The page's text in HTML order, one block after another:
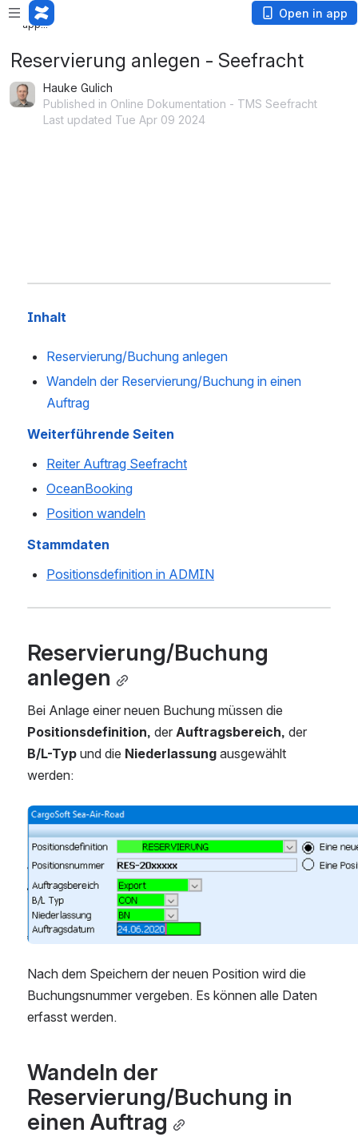
Loading
app...
Open in app
Reservierung anlegen - Seefracht
Hauke Gulich
Published in Online Dokumentation - TMS Seefracht
Last updated Tue Apr 09 2024
Inhalt
Reservierung/Buchung anlegen
Wandeln der Reservierung/Buchung in einen
Auftrag
Weiterführende Seiten
Reiter Auftrag Seefracht
OceanBooking
Position wandeln
Stammdaten
Positionsdefinition in ADMIN
Reservierung/Buchung
anlegen
Positionsdefinition, der Auftragsbereich,
B/L-Typ und die Niederlassung ausgewählt
werden:
Open
Nach dem Speichern der neuen Position wird die
Buchungsnummer vergeben. Es können alle Daten
erfasst werden.
Wandeln der
Reservierung/Buchung in
einen Auftrag